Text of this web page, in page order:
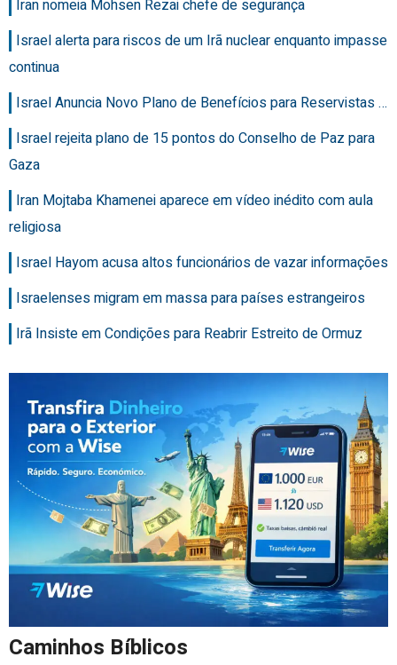
Iran nomeia Mohsen Rezai chefe de segurança
Israel alerta para riscos de um Irã nuclear enquanto impasse
continua
Israel Anuncia Novo Plano de Benefícios para Reservistas …
Israel rejeita plano de 15 pontos do Conselho de Paz para
Gaza
Iran Mojtaba Khamenei aparece em vídeo inédito com aula
religiosa
Israel Hayom acusa altos funcionários de vazar informações
Israelenses migram em massa para países estrangeiros
Irã Insiste em Condições para Reabrir Estreito de Ormuz
Caminhos Bíblicos